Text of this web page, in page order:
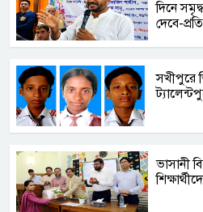
দিনে
দেবে-
সখীপুরে
ভাসানী